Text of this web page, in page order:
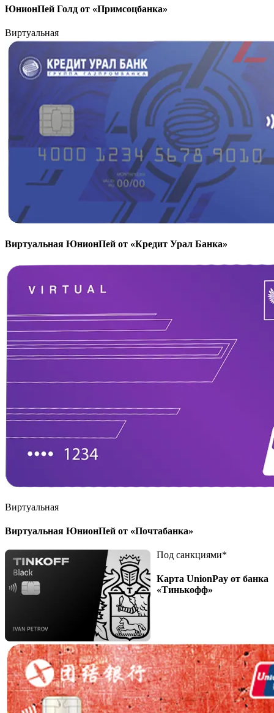
ЮнионПей Голд от «Примсоцбанка»
Виртуальная
Виртуальная ЮнионПей от «Кредит Урал Банка»
Виртуальная
Виртуальная ЮнионПей от «Почтабанка»
Под санкциями*
Карта UnionPay от банка
«Тинькофф»